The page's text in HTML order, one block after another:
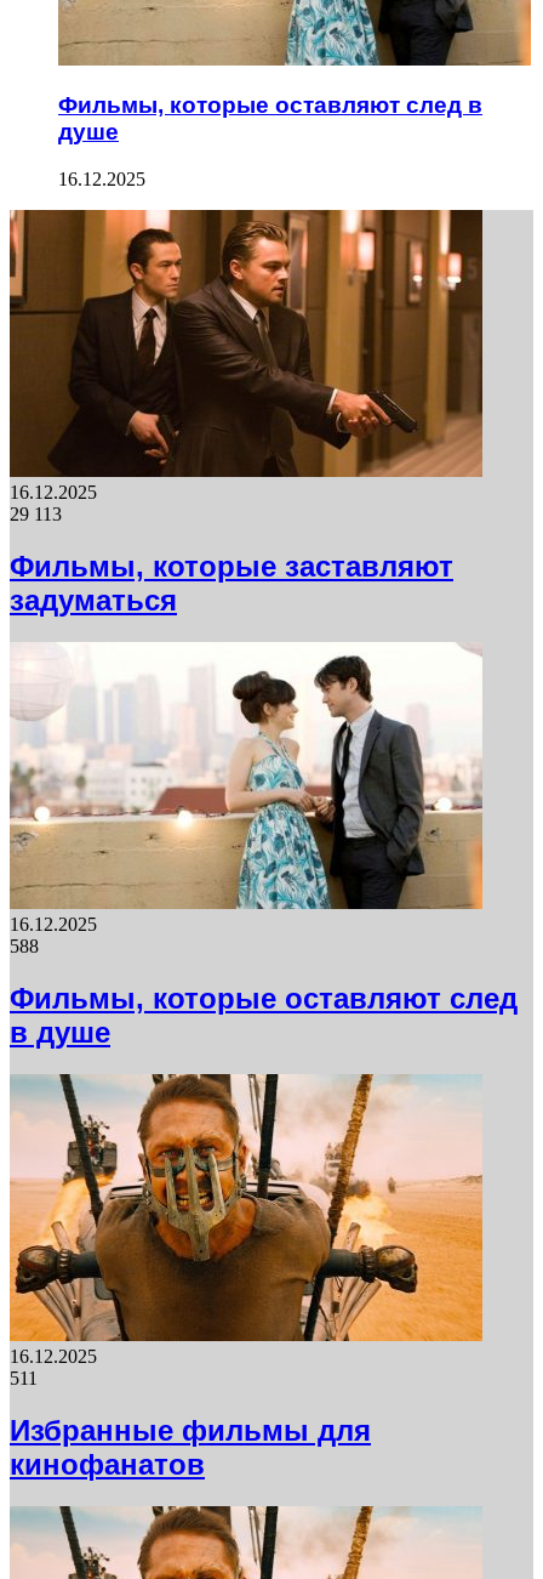
Фильмы, которые оставляют след в
душе
16.12.2025
16.12.2025
29 113
Фильмы, которые заставляют
задуматься
16.12.2025
588
Фильмы, которые оставляют след
в душе
16.12.2025
511
Избранные фильмы для
кинофанатов